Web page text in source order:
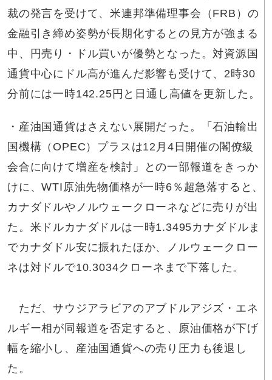
裁の発言を受けて、米連邦準備理事会（FRB）の
金融引き締め姿勢が長期化するとの見方が強まる
中、円売り・ドル買いが優勢となった。対資源国
通貨中心にドル高が進んだ影響も受けて、2時30
分前には一時142.25円と日通し高値を更新した。
・産油国通貨はさえない展開だった。「石油輸出
国機構（OPEC）プラスは12月4日開催の閣僚級
会合に向けて増産を検討」との一部報道をきっか
けに、WTI原油先物価格が一時6％超急落すると、
カナダドルやノルウェークローネなどに売りが出
た。米ドルカナダドルは一時1.3495カナダドルま
でカナダドル安に振れたほか、ノルウェークロー
ネは対ドルで10.3034クローネまで下落した。
ただ、サウジアラビアのアブドルアジズ・エネ
ルギー相が同報道を否定すると、原油価格が下げ
幅を縮小し、産油国通貨への売り圧力も後退し
た。